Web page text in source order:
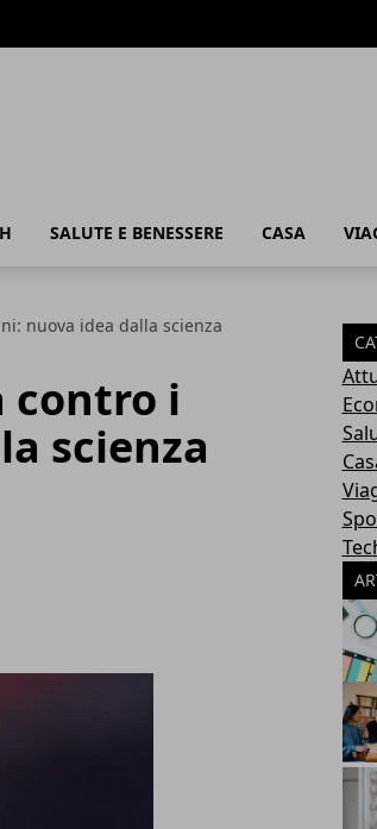
SALUTE E BENESSERE CASA
nuova idea dalla scienza
contro i
scienza